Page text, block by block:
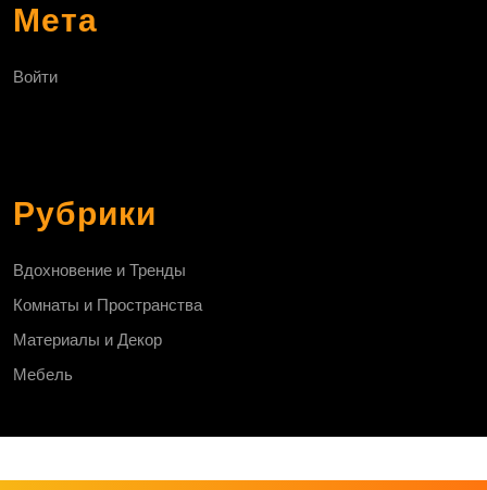
Мета
Войти
Рубрики
Вдохновение и Тренды
Комнаты и Пространства
Материалы и Декор
Мебель